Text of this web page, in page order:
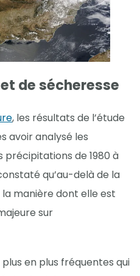
de sécheresse
, les résultats de l’étude
avoir analysé les
précipitations de 1980 à
qu’au-delà de la
manière dont elle est
sur
en plus fréquentes qui